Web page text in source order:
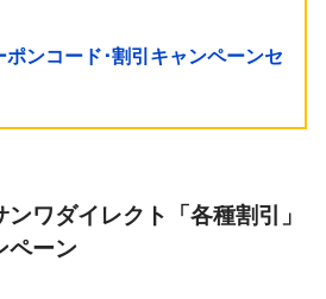
ポンコード･割引キャンペーンセ
ンワダイレクト「各種割引」
ペーン